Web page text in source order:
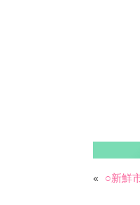
« ○新鮮